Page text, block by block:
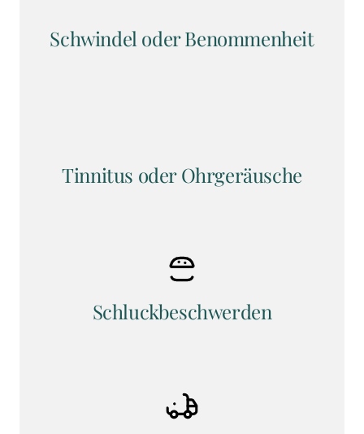
Schwindel oder Benommenheit
Tinnitus oder Ohrgeräusche
Schluckbeschwerden